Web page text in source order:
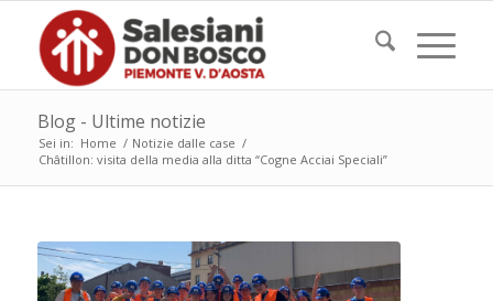
Blog - Ultime notizie
Sei in: Home / Notizie dalle case /
Châtillon: visita della media alla ditta “Cogne Acciai Speciali”